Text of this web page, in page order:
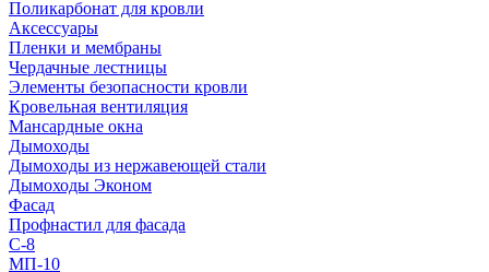
Поликарбонат для кровли
Аксессуары
Пленки и мембраны
Чердачные лестницы
Элементы безопасности кровли
Кровельная вентиляция
Мансардные окна
Дымоходы
Дымоходы из нержавеющей стали
Дымоходы Эконом
Фасад
Профнастил для фасада
С-8
МП-10